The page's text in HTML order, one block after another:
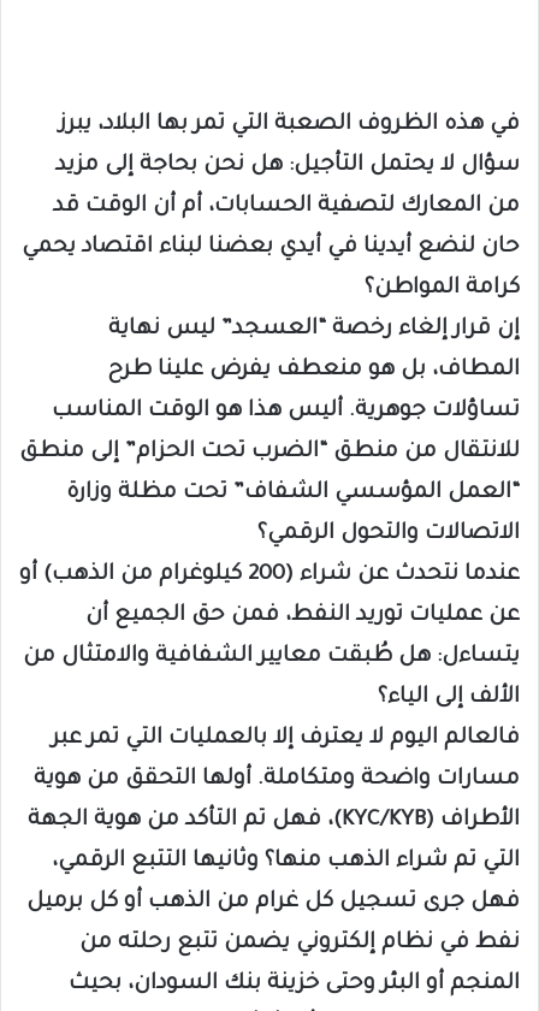
في هذه الظروف الصعبة التي تمر بها البلاد، يبرز
سؤال لا يحتمل التأجيل: هل نحن بحاجة إلى مزيد
من المعارك لتصفية الحسابات، أم أن الوقت قد
حان لنضع أيدينا في أيدي بعضنا لبناء اقتصاد يحمي
كرامة المواطن؟
إن قرار إلغاء رخصة “العسجد” ليس نهاية
المطاف، بل هو منعطف يفرض علينا طرح
تساؤلات جوهرية. أليس هذا هو الوقت المناسب
للانتقال من منطق “الضرب تحت الحزام” إلى منطق
“العمل المؤسسي الشفاف” تحت مظلة وزارة
الاتصالات والتحول الرقمي؟
عندما نتحدث عن شراء (200 كيلوغرام من الذهب) أو
عن عمليات توريد النفط، فمن حق الجميع أن
يتساءل: هل طُبقت معايير الشفافية والامتثال من
الألف إلى الياء؟
فالعالم اليوم لا يعترف إلا بالعمليات التي تمر عبر
مسارات واضحة ومتكاملة. أولها التحقق من هوية
الأطراف (KYC/KYB)، فهل تم التأكد من هوية الجهة
التي تم شراء الذهب منها؟ وثانيها التتبع الرقمي،
فهل جرى تسجيل كل غرام من الذهب أو كل برميل
نفط في نظام إلكتروني يضمن تتبع رحلته من
المنجم أو البئر وحتى خزينة بنك السودان، بحيث